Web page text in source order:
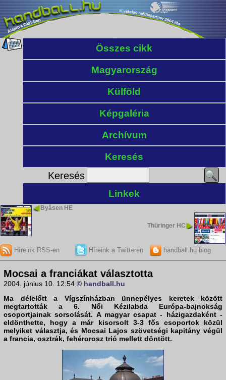
Összes cikk
Magyarország
Külföld
Képgaléria
Archívum
Keresés
Keresés
Linkek
Byåsen HE
Thüringer HC
Híreink RSS-en Híreink a Twitteren handball.hu blog
Mocsai a franciákat választotta
2004. június 10. 12:54 © handball.hu
Ma délelőtt a Vígszínházban ünnepélyes keretek között
megtartották a 6. Női Kézilabda Európa-bajnokság
csoportjainak sorsolását. A magyar csapat - házigazdaként -
eldönthette, hogy a már kisorsolt 3-3 fős csoportok közül
melyiket választja, és Mocsai Lajos szövetségi kapitány végül
a francia, osztrák, fehérorosz trió mellett döntött.